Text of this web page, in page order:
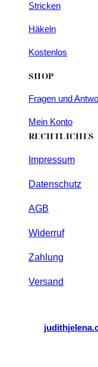
Stricken
Häkeln
Kostenlos
SHOP
Fragen und
Mein Konto
RECHTLICHES
Impressum
Datenschutz
AGB
Widerruf
Zahlung
Versand